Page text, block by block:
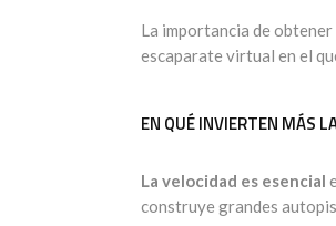
La importancia de
escaparate virtual en el
EN QUÉ INVIERTEN MÁS
La velocidad es esencial
construye grandes